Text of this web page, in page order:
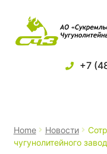
+7
Продукция
Home Новости
чугунолитейного